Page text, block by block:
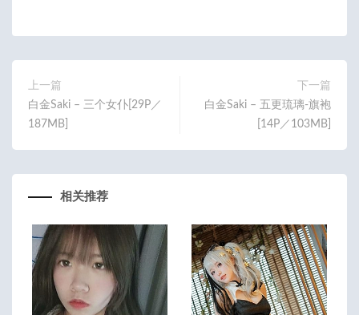
b
o
o
k
itt
er
ail
上一篇
白金Saki – 三个女仆[29P／
187MB]
下一篇
白金Saki – 五更琉璃-旗袍
[14P／103MB]
相关推荐